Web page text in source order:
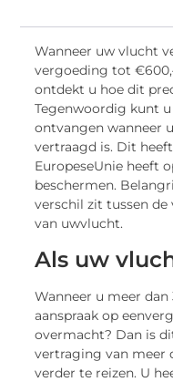
Wanneer uw vlucht
vergoeding tot €600,
ontdekt u hoe dit
Tegenwoordig kunt
ontvangen wanneer
vertraagd is. Dit
EuropeseUnie heeft
beschermen.
verschil zit tussen
van uwvlucht.
Als uw
Wanneer u meer
aanspraak op een
overmacht? Dan is
vertraging van meer
verder te reizen. U